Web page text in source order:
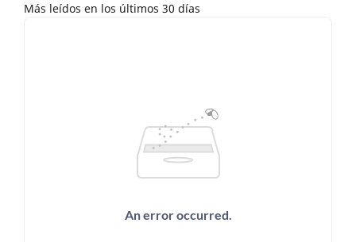
Más leídos en los últimos 30 días